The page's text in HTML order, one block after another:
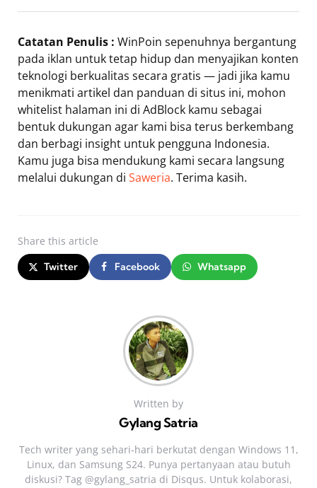
Catatan Penulis : WinPoin sepenuhnya bergantung
pada iklan untuk tetap hidup dan menyajikan konten
teknologi berkualitas secara gratis — jadi jika kamu
menikmati artikel dan panduan di situs ini, mohon
whitelist halaman ini di AdBlock kamu sebagai
bentuk dukungan agar kami bisa terus berkembang
dan berbagi insight untuk pengguna Indonesia.
Kamu juga bisa mendukung kami secara langsung
melalui dukungan di Saweria. Terima kasih.
Share this article
Twitter Facebook Whatsapp
Written by
Gylang Satria
Tech writer yang sehari‑hari berkutat dengan Windows 11,
Linux, dan Samsung S24. Punya pertanyaan atau butuh
diskusi? Tag @gylang_satria di Disqus. Untuk kolaborasi,